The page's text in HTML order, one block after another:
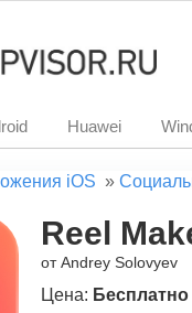
Huawei
iOS »
Reel
от Andrey Solovyev
Цена: Бесплатно